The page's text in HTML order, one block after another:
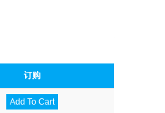
订购
Add To Cart